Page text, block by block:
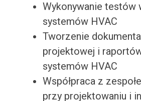
Wykonywanie testów
systemów HVAC
Tworzenie
projektowej i
systemów HVAC
Współpraca z
przy projektowaniu i